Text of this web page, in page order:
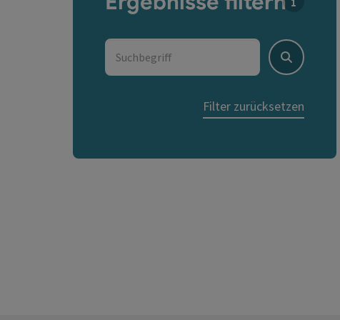
Suchbegriff
Suchen
Filter zurücksetzen